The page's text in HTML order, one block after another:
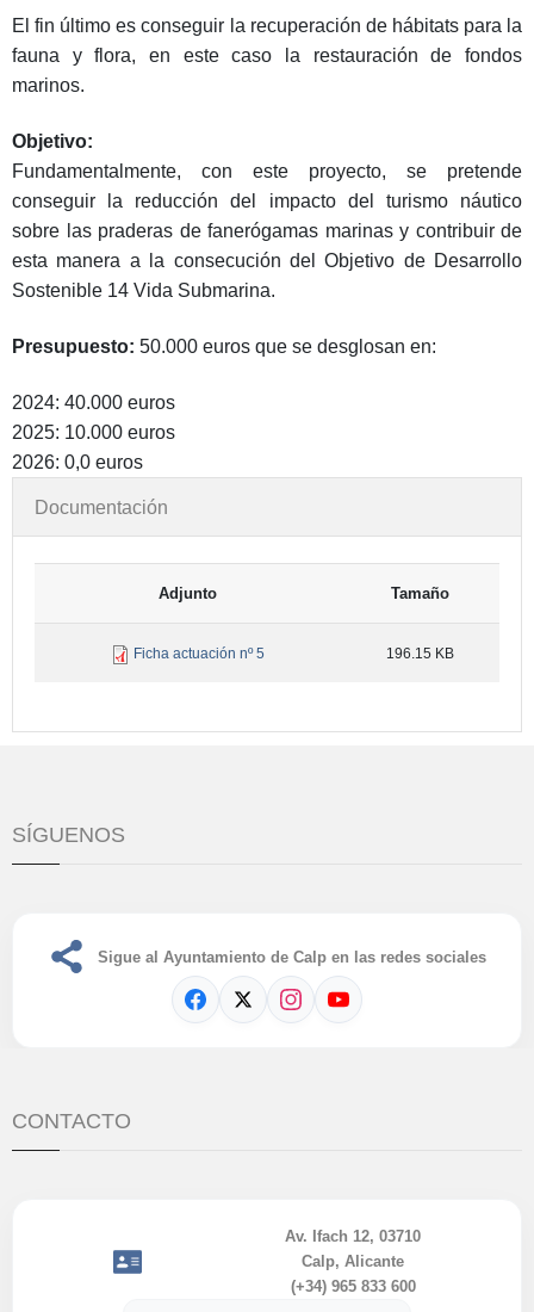
El fin último es conseguir la recuperación de hábitats para la
fauna y flora, en este caso la restauración de fondos
marinos.
Objetivo:
Fundamentalmente, con este proyecto, se pretende
conseguir la reducción del impacto del turismo náutico
sobre las praderas de fanerógamas marinas y contribuir de
esta manera a la consecución del Objetivo de Desarrollo
Sostenible 14 Vida Submarina.
Presupuesto: 50.000 euros que se desglosan en:
2024: 40.000 euros
2025: 10.000 euros
2026: 0,0 euros
Documentación
Adjunto Tamaño
Ficha actuación nº 5 196.15 KB
SÍGUENOS
Sigue al Ayuntamiento de Calp en las redes sociales
CONTACTO
Av. Ifach 12, 03710
Calp, Alicante
(+34) 965 833 600